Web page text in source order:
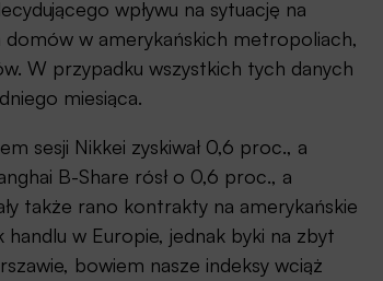
wpływu na sytuację na
w amerykańskich metropoliach,
W przypadku wszystkich tych danych
miesiąca.
sesji Nikkei zyskiwał 0,6 proc., a
B-Share rósł o 0,6 proc., a
także rano kontrakty na amerykańskie
w Europie, jednak byki na zbyt
bowiem nasze indeksy wciąż